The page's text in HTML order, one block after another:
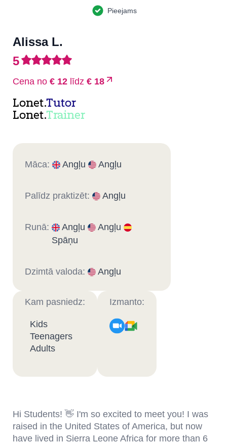
Pieejams
Alissa L.
5
Cena no € 12 līdz € 18
Lonet.Tutor
Lonet.Trainer
Māca: Angļu Angļu
Palīdz praktizēt: Angļu
Runā: Angļu
Angļu
Spāņu
Dzimtā valoda: Angļu
Kam pasniedz:
Kids
Teenagers
Adults
Izmanto:
Hi Students! 👋 I'm so excited to meet you! I was
raised in the United States of America, but now
have lived in Sierra Leone Africa for more than 6